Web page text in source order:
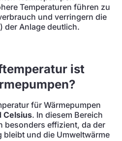
Temperaturen führen zu
und verringern die
der Anlage deutlich.
ist
für Wärmepumpen
Celsius. In diesem Bereich
besonders effizient, da der
bleibt und die Umweltwärme